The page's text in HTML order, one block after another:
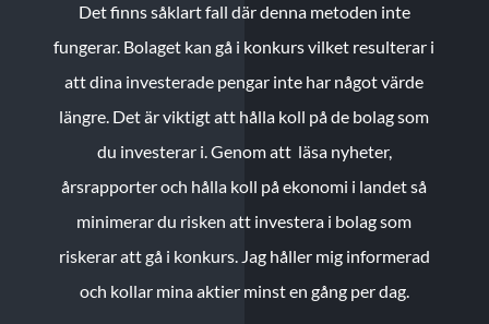
Det finns såklart fall där denna metoden inte
fungerar. Bolaget kan gå i konkurs vilket resulterar i
att dina investerade pengar inte har något värde
längre. Det är viktigt att hålla koll på de bolag som
du investerar i. Genom att läsa nyheter,
årsrapporter och hålla koll på ekonomi i landet så
minimerar du risken att investera i bolag som
riskerar att gå i konkurs. Jag håller mig informerad
och kollar mina aktier minst en gång per dag.